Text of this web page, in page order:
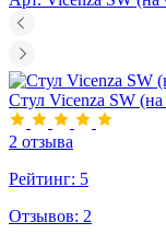
Стул Vicenza SW
2 отзыва
Рейтинг: 5
Отзывов: 2